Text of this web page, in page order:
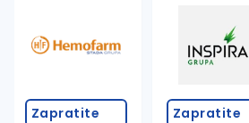
Zapratite Zapratite